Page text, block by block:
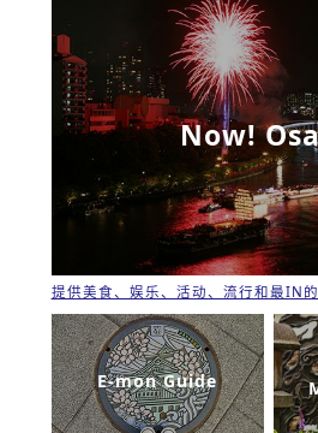
Now!
提供美食、娱乐、活动、流行和最IN
E-mon Guide